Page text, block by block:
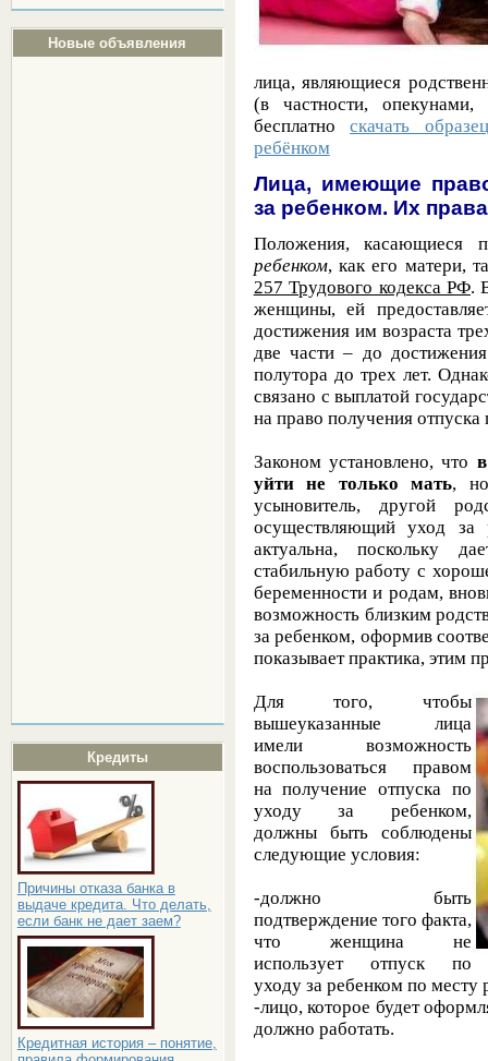
Новые объявления
Кредиты
Причины отказа банка в
выдаче кредита. Что делать,
если банк не дает заем?
Кредитная история – понятие,
лица, являющиеся
(в частности,
бесплатноскачать
ребёнком
Лица, имеющие
за ребенком. Их
Положения, касающиеся
ребенком, как его матери,
257 Трудового кодекса РФ.
женщины, ей
достижения им возраста
две части – до
полутора до трех лет.
связано с выплатой
на право получения
Законом установлено, что
уйти не только мать,
усыновитель, другой
осуществляющий уход за
актуальна, поскольку
стабильную работу с
беременности и родам,
возможность близким
за ребенком, оформив
показывает практика, этим
Для того, чтобы
вышеуказанные лица
имели возможность
воспользоваться правом
на получениеотпуска по
уходу за ребенком,
должны быть соблюдены
следующие условия:
-должно быть
подтверждение того факта,
что женщина не
использует отпуск по
уходу за ребенком по месту
-лицо, которое будет
должно работать.